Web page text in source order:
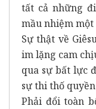
tất cả những
mầu nhiệm
Sự thật về
im lặng cam
qua sự bất lực
sự thi thố
Phải đổi toàn